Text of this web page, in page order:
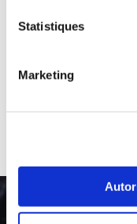
Statistiques
Marketing